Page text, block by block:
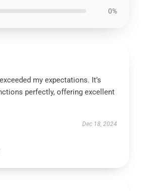
0%
my expectations. It’s
perfectly, offering excellent
Dec 18, 2024